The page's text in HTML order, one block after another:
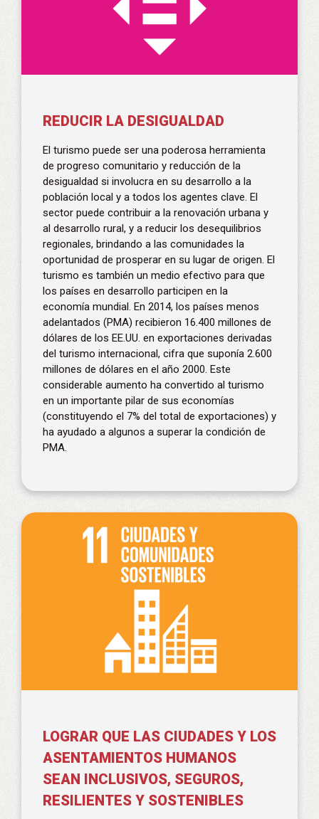
REDUCIR LA DESIGUALDAD
El turismo puede ser una poderosa herramienta
de progreso comunitario y reducción de la
desigualdad si involucra en su desarrollo a la
población local y a todos los agentes clave. El
sector puede contribuir a la renovación urbana y
al desarrollo rural, y a reducir los desequilibrios
regionales, brindando a las comunidades la
oportunidad de prosperar en su lugar de origen. El
turismo es también un medio efectivo para que
los países en desarrollo participen en la
economía mundial. En 2014, los países menos
adelantados (PMA) recibieron 16.400 millones de
dólares de los EE.UU. en exportaciones derivadas
del turismo internacional, cifra que suponía 2.600
millones de dólares en el año 2000. Este
considerable aumento ha convertido al turismo
en un importante pilar de sus economías
(constituyendo el 7% del total de exportaciones) y
ha ayudado a algunos a superar la condición de
PMA.
LOGRAR QUE LAS CIUDADES Y LOS
ASENTAMIENTOS HUMANOS
SEAN INCLUSIVOS, SEGUROS,
RESILIENTES Y SOSTENIBLES